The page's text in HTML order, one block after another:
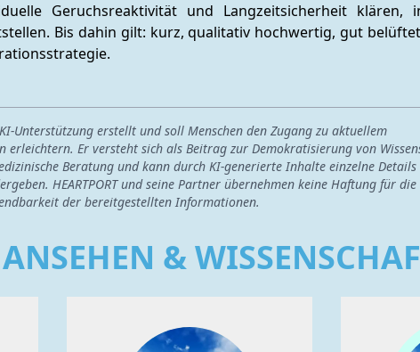
Geruchsreaktivität und Langzeitsicherheit klären,
Bis dahin gilt: kurz, qualitativ hochwertig, gut
Unterstützung erstellt und soll Menschen den Zugang zu aktuellem
erleichtern. Er versteht sich als Beitrag zur Demokratisierung von
Beratung und kann durch KI-generierte Inhalte einzelne Details
HEARTPORT und seine Partner übernehmen keine Haftung für die
der bereitgestellten Informationen.
ANSEHEN &